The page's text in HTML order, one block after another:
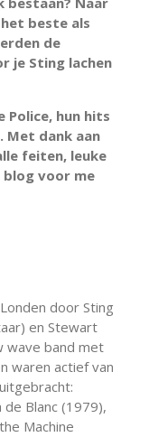
beste als
de
je Sting lachen
Police, hun hits
Met dank aan
feiten, leuke
blog voor me
door Sting
en Stewart
wave band met
waren actief van
Blanc (1979),
Machine